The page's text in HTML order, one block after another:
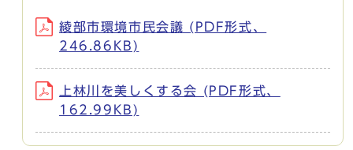
綾部市環境市民会議 (PDF形式、
246.86KB)
上林川を美しくする会 (PDF形式、
162.99KB)